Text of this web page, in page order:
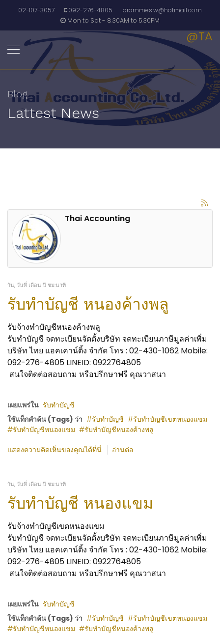
02-107-3057 092-276-4805
prommes.w@hotmail.com
Mon to Sat - 8.30AM to 5.30PM
@TA
Blog
Lattest News
Thai Accounting
วัน, วันที่ เดือน ปี ชม:นาที
รับทำบัญชี หนองค้างพลู
รับจ้างทำบัญชีหนองค้างพลู
รับทำบัญชี จดทะเบียนจัดตั้งบริษัท จดทะเบียนภาษีมูลค่าเพิ่ม
บริษัท ไทย แอคเคาน์ติ้ง จำกัด โทร : 02-430-1062 Mobile:
092-276-4805 LINEID: 0922764805
สนใจติดต่อสอบถาม หรือปรึกษาฟรี คุณวาสนา
เผยแพร่ใน รับทำบัญชี
ใช้แท็กคำค้น (Tags) ว่า
รับทำบัญชี
รับทำบัญชีเขตหนองแขม
รับทำบัญชีหนองแขม
รับทำบัญชีหนองค้างพลู
แสดงความคิดเห็นของคุณได้ที่นี่ อ่านต่อ
วัน, วันที่ เดือน ปี ชม:นาที
รับทำบัญชี หนองแขม
รับจ้างทำบัญชีเขตหนองแขม
รับทำบัญชี จดทะเบียนจัดตั้งบริษัท จดทะเบียนภาษีมูลค่าเพิ่ม
บริษัท ไทย แอคเคาน์ติ้ง จำกัด โทร : 02-430-1062 Mobile:
092-276-4805 LINEID: 0922764805
สนใจติดต่อสอบถาม หรือปรึกษาฟรี คุณวาสนา
เผยแพร่ใน รับทำบัญชี
ใช้แท็กคำค้น (Tags) ว่า
รับทำบัญชี
รับทำบัญชีเขตหนองแขม
รับทำบัญชีหนองแขม
รับทำบัญชีหนองค้างพลู